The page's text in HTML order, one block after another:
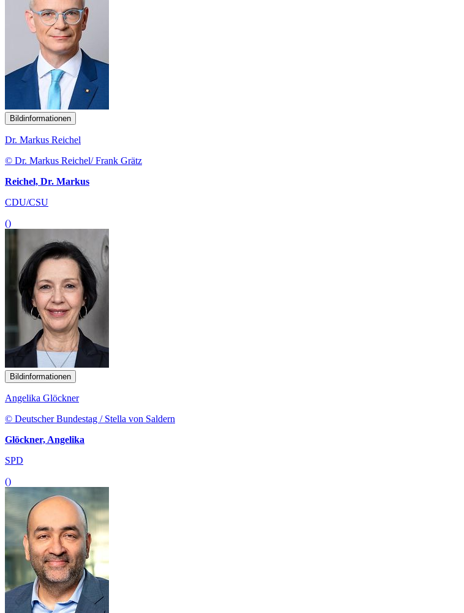
Bildinformationen
Dr. Markus Reichel
© Dr. Markus Reichel/ Frank Grätz
Reichel, Dr. Markus
CDU/CSU
()
Bildinformationen
Angelika Glöckner
© Deutscher Bundestag / Stella von Saldern
Glöckner, Angelika
SPD
()